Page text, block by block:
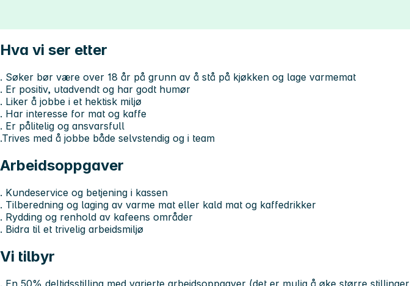
Hva vi ser etter
. Søker bør være over 18 år på grunn av å stå på kjøkken og lage varmemat
. Er positiv, utadvendt og har godt humør
. Liker å jobbe i et hektisk miljø
. Har interesse for mat og kaffe
. Er pålitelig og ansvarsfull
.Trives med å jobbe både selvstendig og i team
Arbeidsoppgaver
. Kundeservice og betjening i kassen
. Tilberedning og laging av varme mat eller kald mat og kaffedrikker
. Rydding og renhold av kafeens områder
. Bidra til et trivelig arbeidsmiljø
Vi tilbyr
. En 50% deltidsstilling med varierte arbeidsoppgaver (det er mulig å øke større stillinger